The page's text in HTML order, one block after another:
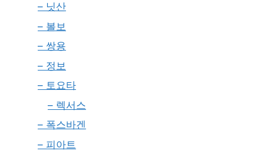
– 닛산
– 볼보
– 쌍용
– 정보
– 토요타
– 렉서스
– 폭스바겐
– 피아트